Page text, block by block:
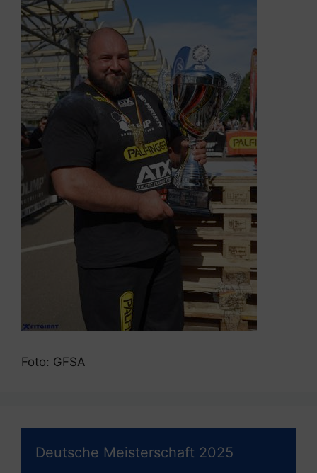
Foto: GFSA
Deutsche Meisterschaft 2025